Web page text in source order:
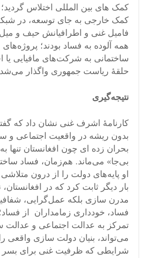
کمک های بین المللی اختلاس گردید؛
کمک خارجی به جای توسعه، در
فامیل غنی و اطرافیانش حیف‌ و
همه آلوده به فساد بودند؛ پروژه‌های
ساختمانی به شرکت‌های مافیایی یا
حلقهٔ ریاست‌ جمهوری واگذار
نتیجه‌گیری
کارنامهٔ اشرف غنی نشان داد که
بدون ریشه در واقعیت اجتماعی و
بحران‌ زده ای چون افغانستان تنها به
بی‌جا» می‌ماند. هم‌زمان، فساد
او پایه‌های دولت را از درون
بار دیگر ثابت کرد که در
مدرن‌ سازی بلکه عمل‌گرایی،
فساد، خودداری زمامداران از فساد؛
تمرکز به عدالت اجتماعی و عدالت
می‌تواند، بنیان دولت‌ سازی واقعی
شرایطی که ظرفیت غنی برای بسر